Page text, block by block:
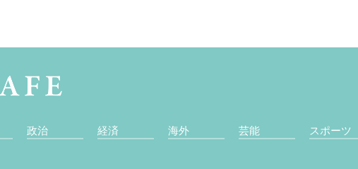
政治 経済 海外 芸能 スポーツ